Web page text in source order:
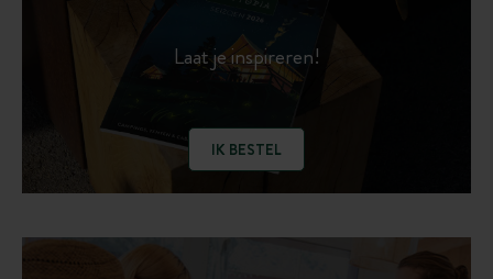
Laat je inspireren!
IK BESTEL